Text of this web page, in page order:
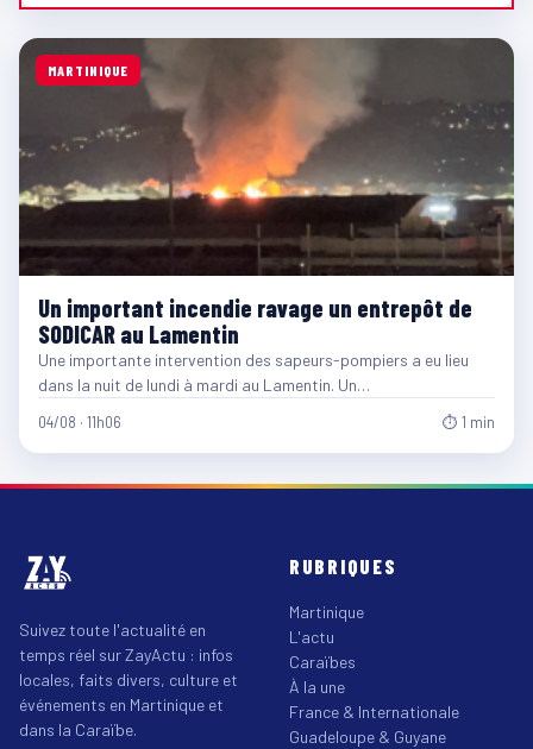
MARTINIQUE
Un important incendie ravage un entrepôt de
SODICAR au Lamentin
Une importante intervention des sapeurs-pompiers a eu lieu
dans la nuit de lundi à mardi au Lamentin. Un…
04/08 · 11h06 ⏱ 1 min
Suivez toute l'actualité en
temps réel sur ZayActu : infos
locales, faits divers, culture et
événements en Martinique et
dans la Caraïbe.
RUBRIQUES
Martinique
L'actu
Caraïbes
À la une
France & Internationale
Guadeloupe & Guyane